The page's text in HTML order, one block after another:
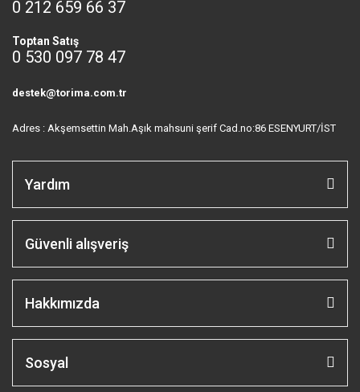
0 212 659 66 37
Toptan Satış
0 530 097 78 47
destek@torima.com.tr
Adres : Akşemsettin Mah.Aşık mahsuni şerif Cad.no:86 ESENYURT/İST
Yardım
Güvenli alışveriş
Hakkımızda
Sosyal